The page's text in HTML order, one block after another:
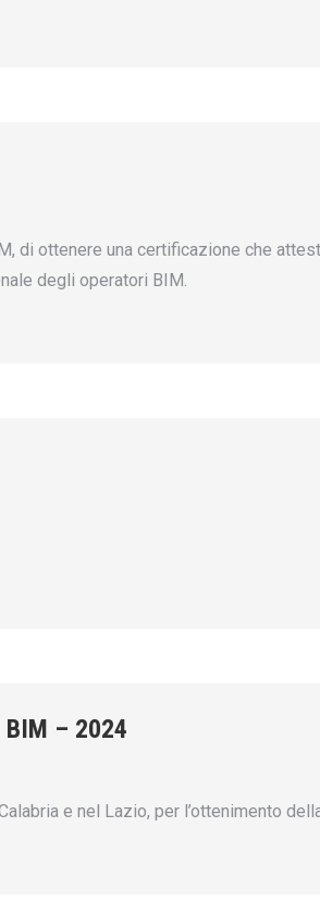
di ottenere una certificazione che
degli operatori BIM.
BIM – 2024
e nel Lazio, per l’ottenimento